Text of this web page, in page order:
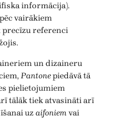
informācija).
vairākiem
precīzu referenci
un dizaineru
Pantonepiedāvā tā
pielietojumiem
tālāk tiek atvasināti arī
uzaifoniemvai